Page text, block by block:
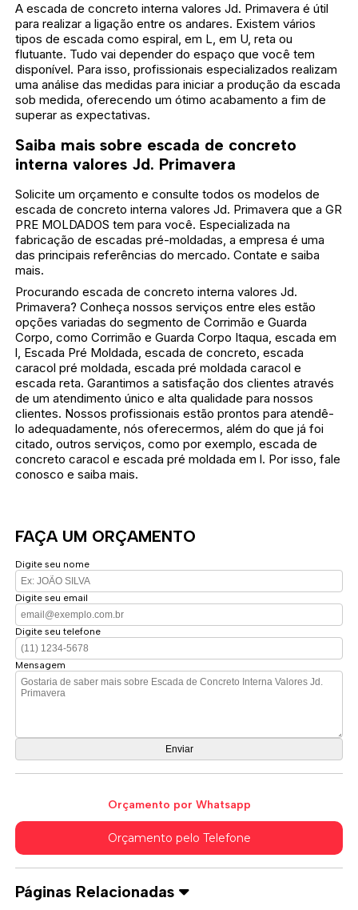
A escada de concreto interna valores Jd. Primavera é útil
para realizar a ligação entre os andares. Existem vários
tipos de escada como espiral, em L, em U, reta ou
flutuante. Tudo vai depender do espaço que você tem
disponível. Para isso, profissionais especializados realizam
uma análise das medidas para iniciar a produção da escada
sob medida, oferecendo um ótimo acabamento a fim de
superar as expectativas.
Saiba mais sobre escada de concreto
interna valores Jd. Primavera
Solicite um orçamento e consulte todos os modelos de
escada de concreto interna valores Jd. Primavera que a GR
PRE MOLDADOS tem para você. Especializada na
fabricação de escadas pré-moldadas, a empresa é uma
das principais referências do mercado. Contate e saiba
mais.
Procurando escada de concreto interna valores Jd.
Primavera? Conheça nossos serviços entre eles estão
opções variadas do segmento de Corrimão e Guarda
Corpo, como Corrimão e Guarda Corpo Itaqua, escada em
l, Escada Pré Moldada, escada de concreto, escada
caracol pré moldada, escada pré moldada caracol e
escada reta. Garantimos a satisfação dos clientes através
de um atendimento único e alta qualidade para nossos
clientes. Nossos profissionais estão prontos para atendê-
lo adequadamente, nós oferecermos, além do que já foi
citado, outros serviços, como por exemplo, escada de
concreto caracol e escada pré moldada em l. Por isso, fale
conosco e saiba mais.
FAÇA UM ORÇAMENTO
Digite seu nome
Digite seu email
Digite seu telefone
Mensagem
Orçamento por Whatsapp
Orçamento pelo Telefone
Páginas Relacionadas